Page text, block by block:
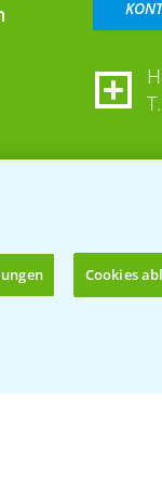
T.
Cookies